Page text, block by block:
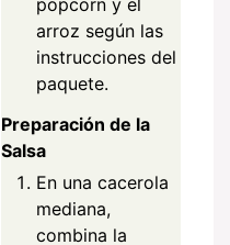
popcorn y el
arroz según las
instrucciones del
paquete.
Preparación de la
Salsa
En una cacerola
mediana,
combina la